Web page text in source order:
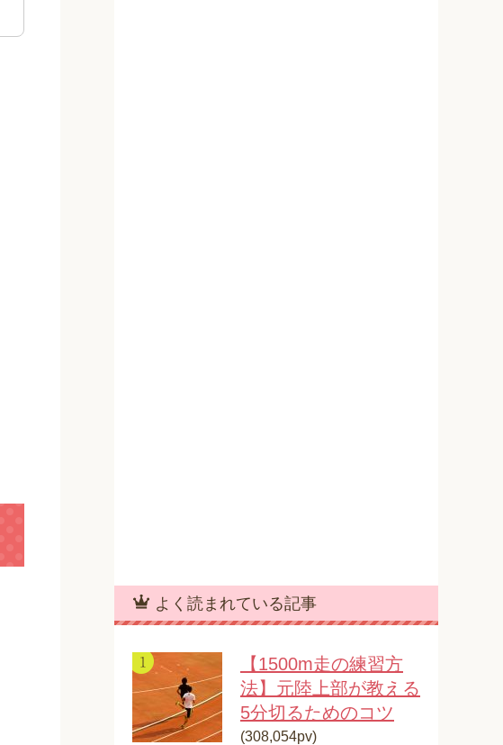
よく読まれている記事
【1500m走の練習方
法】元陸上部が教える
5分切るためのコツ
(308,054pv)